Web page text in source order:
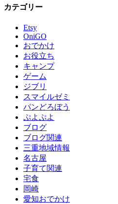
カテゴリー
Etsy
OniGO
おでかけ
お役立ち
キャンプ
ゲーム
ジブリ
スマイルゼミ
パンどろぼう
ぷよぷよ
ブログ
ブログ関連
三重地域情報
名古屋
子育て関連
宅食
岡崎
愛知おでかけ